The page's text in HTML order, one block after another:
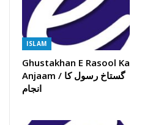
ISLAM
Ghustakhan E Rasool Ka
Anjaam / گستاخ رسول کا
انجام